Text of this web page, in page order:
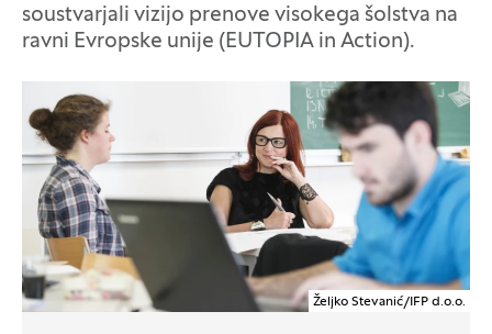
soustvarjali vizijo prenove visokega šolstva na
ravni Evropske unije (EUTOPIA in Action).
Željko Stevanić/IFP d.o.o.